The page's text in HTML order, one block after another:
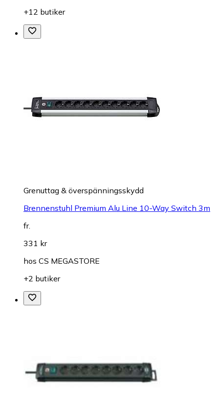
+12 butiker
Grenuttag & överspänningsskydd
Brennenstuhl Premium Alu Line 10-Way Switch 3m
fr.
331 kr
hos CS MEGASTORE
+2 butiker